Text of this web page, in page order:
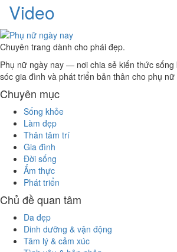
Video
Chuyên trang dành cho phái đẹp.
Phụ nữ ngày nay — nơi chia sẻ kiến thức sống
sóc gia đình và phát triển bản thân cho phụ nữ
Chuyên mục
Sống khỏe
Làm đẹp
Thân tâm trí
Gia đình
Đời sống
Ẩm thực
Phát triển
Chủ đề quan tâm
Da đẹp
Dinh dưỡng & vận động
Tâm lý & cảm xúc